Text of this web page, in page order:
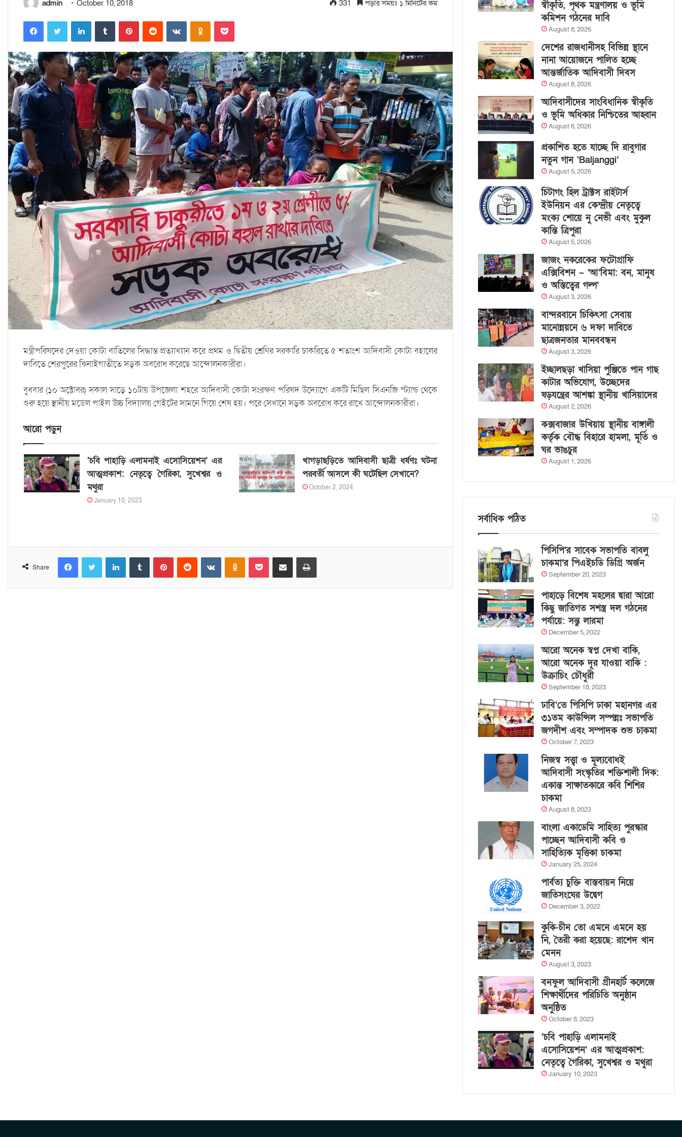
admin October 10, 2018 331 পড়ার সময়ঃ ১ মিনিটের কম
মন্ত্রীপরিষদের দেওয়া কোটা বাতিলের সিদ্ধান্ত প্রত্যাখ্যান করে প্রথম ও দ্বিতীয় শ্রেণির সরকারি চাকরিতে ৫ শতাংশ আদিবাসী কোটা বহালের
দাবিতে শেরপুরের ঝিনাইগাতীতে সড়ক অবরোধ করেছে আন্দোলনকারীরা।
বুধবার (১০ অক্টোবর) সকাল সাড়ে ১০টায় উপজেলা শহরে আদিবাসী কোটা সংরক্ষণ পরিষদ উদ্যোগে একটি মিছিল সিএনজি স্ট্যান্ড থেকে
শুরু হয়ে স্থানীয় মডেল পাইল উচ্চ বিদ্যালয় গেইটের সামনে গিয়ে শেষ হয়। পরে সেখানে সড়ক অবরোধ করে রাখে আন্দোলনকারীরা।
আরো পড়ুন
‘চবি পাহাড়ি এলামনাই এসোসিয়েশন’ এর
আত্মপ্রকাশ: নেতৃত্বে গৈরিকা, সুখেশ্বর ও
মথুরা
January 10, 2023
খাগড়াছড়িতে আদিবাসী ছাত্রী ধর্ষণঃ ঘটনা
পরবর্তী আসলে কী ঘটেছিল সেখানে?
October 2, 2024
Share
স্বীকৃতি, পৃথক মন্ত্রণালয় ও ভূমি
কমিশন গঠনের দাবি
August 8, 2026
দেশের রাজধানীসহ বিভিন্ন স্থানে
নানা আয়োজনে পালিত হচ্ছে
আন্তর্জাতিক আদিবাসী দিবস
August 8, 2026
আদিবাসীদের সাংবিধানিক স্বীকৃতি
ও ভূমি অধিকার নিশ্চিতের আহ্বান
August 6, 2026
প্রকাশিত হতে যাচ্ছে দি রাবুগার
নতুন গান ‘Baljanggi’
August 5, 2026
চিটাগং হিল ট্রাক্টস রাইটার্স
ইউনিয়ন এর কেন্দ্রীয় নেতৃত্বে
মংক্য শোয়ে নু নেভী এবং মুকুল
কান্তি ত্রিপুরা
August 5, 2026
জাজং নকরেকের ফটোগ্রাফি
এক্সিবিশন – ‘আ’বিমা: বন, মানুষ
ও অস্তিত্বের গল্প’
August 3, 2026
বান্দরবানে চিকিৎসা সেবায়
মানোন্নয়নে ৬ দফা দাবিতে
ছাত্রজনতার মানববন্ধন
August 3, 2026
ইচ্ছালছড়া খাসিয়া পুঞ্জিতে পান গাছ
কাটার অভিযোগ, উচ্ছেদের
ষড়যন্ত্রের আশঙ্কা স্থানীয় খাসিয়াদের
August 2, 2026
কক্সবাজার উখিয়ায় স্থানীয় বাঙ্গালী
কর্তৃক বৌদ্ধ বিহারে হামলা, মূর্তি ও
ঘর ভাঙচুর
August 1, 2026
সর্বাধিক পঠিত
পিসিপি’র সাবেক সভাপতি বাবলু
চাকমা’র পিএইচডি ডিগ্রি অর্জন
September 20, 2023
পাহাড়ে বিশেষ মহলের দ্বারা আরো
কিছু জাতিগত সশস্ত্র দল গঠনের
পর্যায়ে: সন্তু লারমা
December 5, 2022
আরো অনেক স্বপ্ন দেখা বাকি,
আরো অনেক দূর যাওয়া বাকি :
উক্রাচিং চৌধুরী
September 18, 2023
ঢাবি’তে পিসিপি ঢাকা মহানগর এর
৩১তম কাউন্সিল সম্পন্নঃ সভাপতি
জগদীশ এবং সম্পাদক শুভ চাকমা
October 7, 2023
নিজস্ব সত্ত্বা ও মূল্যবোধই
আদিবাসী সংস্কৃতির শক্তিশালী দিক:
একান্ত সাক্ষাতকারে কবি শিশির
চাকমা
August 8, 2023
বাংলা একাডেমি সাহিত্য পুরস্কার
পাচ্ছেন আদিবাসী কবি ও
সাহিত্যিক মৃত্তিকা চাকমা
January 25, 2024
পার্বত্য চুক্তি বাস্তবায়ন নিয়ে
জাতিসংঘের উদ্বেগ
December 3, 2022
কুকি-চীন তো এমনে এমনে হয়
নি, তৈরী করা হয়েছে: রাশেদ খান
মেনন
August 3, 2023
বনফুল আদিবাসী গ্রীনহার্ট কলেজে
শিক্ষার্থীদের পরিচিতি অনুষ্ঠান
অনুষ্ঠিত
October 8, 2023
‘চবি পাহাড়ি এলামনাই
এসোসিয়েশন’ এর আত্মপ্রকাশ:
নেতৃত্বে গৈরিকা, সুখেশ্বর ও মথুরা
January 10, 2023